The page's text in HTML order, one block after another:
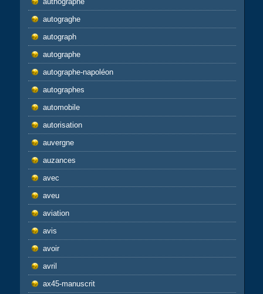
autograghe
autograph
autographe
autographe-napoléon
autographes
automobile
autorisation
auvergne
auzances
avec
aveu
aviation
avis
avoir
avril
ax45-manuscrit